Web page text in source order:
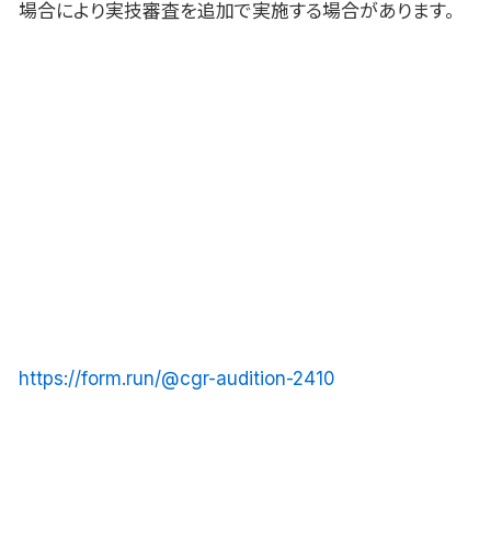
場合により実技審査を追加で実施する場合があります。
https://form.run/@cgr-audition-2410